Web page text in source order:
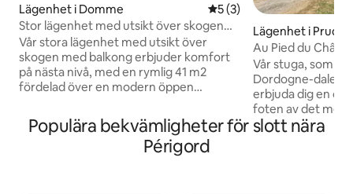
Lägenhet i Domme 5 av 5 i genomsnittligt
5 (3)
Stor lägenhet med utsikt över skogen
med balkong
Vår stora lägenhet med utsikt över
skogen med balkong erbjuder komfort
på nästa nivå, med en rymlig 41 m2
fördelad över en modern öppen
rum du behöver för den perfekta
avkopplande vistelsen i Dordogne.
cm) · Balkong · Skogsutsikt · Lyxig design
Lägenhet i
Au Pied du
Vår stuga, som
Dordogne-dalen,
erbjuda dig en
foten av det
Castelnau-Bretenoux. Vår
Populära bekvämligheter för slott nära
Périgord